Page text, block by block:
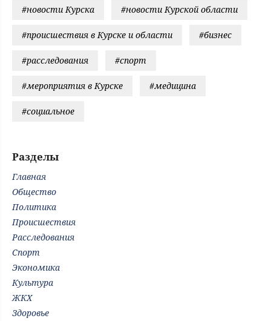
#новости Курска #новости Курской области
#происшествия в Курске и области #бизнес
#расследования #спорт
#мероприятия в Курске #медицина
#социальное
Разделы
Главная
Общество
Политика
Происшествия
Расследования
Спорт
Экономика
Культура
ЖКХ
Здоровье